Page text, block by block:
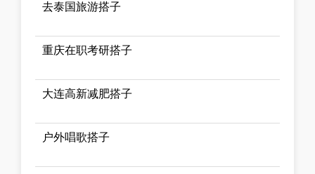
去泰国旅游搭子
重庆在职考研搭子
大连高新减肥搭子
户外唱歌搭子